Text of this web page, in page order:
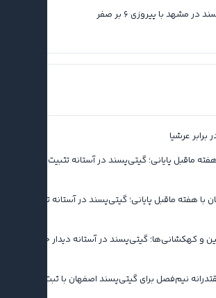
مشهد با پیروزی ۶ بر صفر
عرشیا
ماقبل پایانی؛ گیتی‌پسند در آستانه تثبیت
با هفته ماقبل پایانی؛ گیتی‌پسند در آستانه تثبیت
و کهکشانی‌ها؛ گیتی‌پسند در آستانه دیدار حساس
نیم‌فصل برای گیتی‌پسند اصفهان با ثبت رکورد